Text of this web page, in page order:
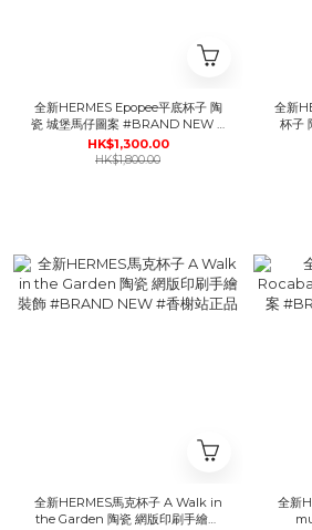
全新HERMES Epopee平底杯子 陶
瓷 城堡馬仔圖案 #BRAND NEW #
香榭站正品
HK$1,300.00
HK$1,800.00
全新
杯子 陶瓷 藍色條紋背景老虎圖案
全新HERMES馬克杯子 A Walk in
the Garden 陶瓷 網版印刷手繪裝
全新